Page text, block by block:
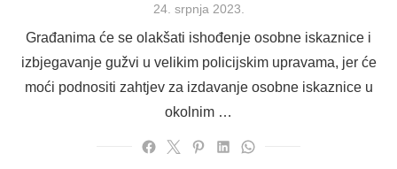
Posted
24. srpnja 2023.
Građanima će se olakšati ishođenje osobne iskaznice i
izbjegavanje gužvi u velikim policijskim upravama, jer će
moći podnositi zahtjev za izdavanje osobne iskaznice u
okolnim …